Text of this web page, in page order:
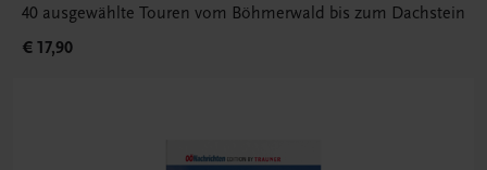
40 ausgewählte Touren vom Böhmerwald bis zum Dachstein
€ 17,90